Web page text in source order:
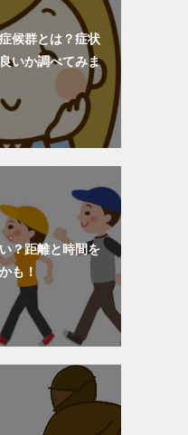
候群とは？症状
いか調べてみま
？距離と時間を
も！